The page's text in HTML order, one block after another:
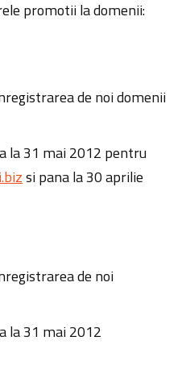
promotii la domenii:
de noi domenii
la 31 mai 2012 pentru
si pana la 30 aprilie
de noi
la 31 mai 2012